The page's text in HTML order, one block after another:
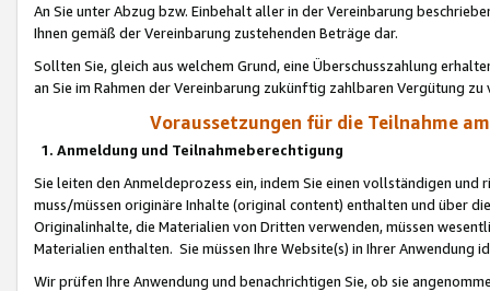
An Sie unter Abzug bzw. Einbehalt aller in der Vereinbarung
Ihnen gemäß der Vereinbarung zustehenden Beträge dar.
Sollten Sie, gleich aus welchem Grund, eine Überschusszahlung
an Sie im Rahmen der Vereinbarung zukünftig zahlbaren Vergütung zu
Voraussetzungen für die Teilnahme
1. Anmeldung und Teilnahmeberechtigung
Sie leiten den Anmeldeprozess ein, indem Sie einen vollständigen
muss/müssen originäre Inhalte (original content) enthalten und über
Originalinhalte, die Materialien von Dritten verwenden, müssen
Materialien enthalten. Sie müssen Ihre Website(s) in Ihrer Anwendung
Wir prüfen Ihre Anwendung und benachrichtigen Sie, ob sie